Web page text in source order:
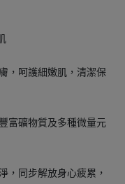
，呵護細嫩肌，清潔保
富礦物質及多種微量元
，同步解放身心疲累，